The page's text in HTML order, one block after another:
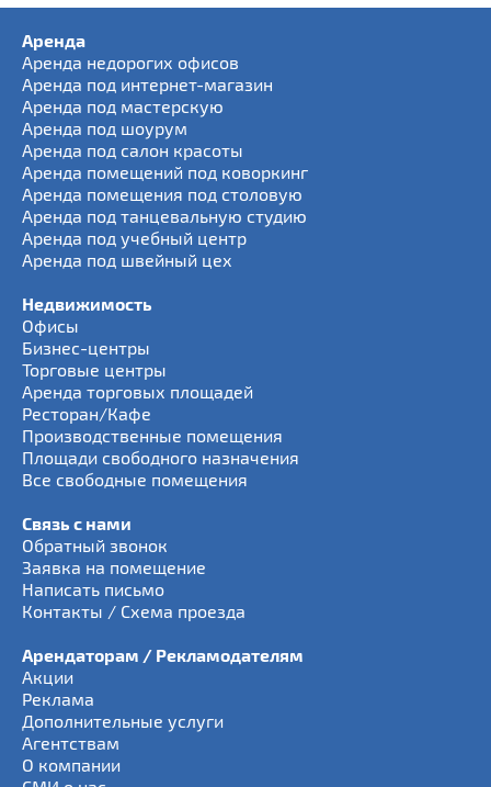
Аренда
Аренда недорогих офисов
Аренда под интернет-магазин
Аренда под мастерскую
Аренда под шоурум
Аренда под салон красоты
Аренда помещений под коворкинг
Аренда помещения под столовую
Аренда под танцевальную студию
Аренда под учебный центр
Аренда под швейный цех
Недвижимость
Офисы
Бизнес-центры
Торговые центры
Аренда торговых площадей
Ресторан/Кафе
Производственные помещения
Площади свободного назначения
Все свободные помещения
Связь с нами
Обратный звонок
Заявка на помещение
Написать письмо
Контакты / Схема проезда
Арендаторам / Рекламодателям
Акции
Реклама
Дополнительные услуги
Агентствам
О компании